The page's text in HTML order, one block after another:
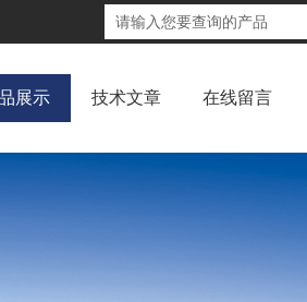
展示 技术文章 在线留言